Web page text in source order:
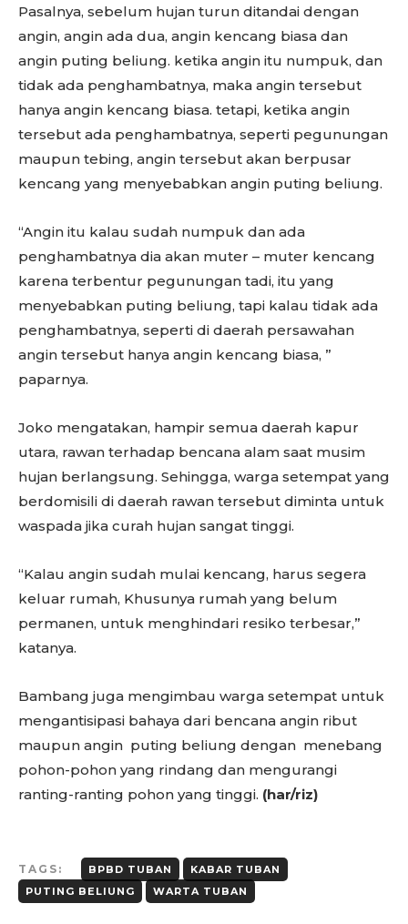
Pasalnya, sebelum hujan turun ditandai dengan
angin, angin ada dua, angin kencang biasa dan
angin puting beliung. ketika angin itu numpuk, dan
tidak ada penghambatnya, maka angin tersebut
hanya angin kencang biasa. tetapi, ketika angin
tersebut ada penghambatnya, seperti pegunungan
maupun tebing, angin tersebut akan berpusar
kencang yang menyebabkan angin puting beliung.
“Angin itu kalau sudah numpuk dan ada
penghambatnya dia akan muter – muter kencang
karena terbentur pegunungan tadi, itu yang
menyebabkan puting beliung, tapi kalau tidak ada
penghambatnya, seperti di daerah persawahan
angin tersebut hanya angin kencang biasa, ”
paparnya.
Joko mengatakan, hampir semua daerah kapur
utara, rawan terhadap bencana alam saat musim
hujan berlangsung. Sehingga, warga setempat yang
berdomisili di daerah rawan tersebut diminta untuk
waspada jika curah hujan sangat tinggi.
“Kalau angin sudah mulai kencang, harus segera
keluar rumah, Khusunya rumah yang belum
permanen, untuk menghindari resiko terbesar,”
katanya.
Bambang juga mengimbau warga setempat untuk
mengantisipasi bahaya dari bencana angin ribut
maupun angin puting beliung dengan menebang
pohon-pohon yang rindang dan mengurangi
ranting-ranting pohon yang tinggi. (har/riz)
TAGS: BPBD TUBAN
KABAR TUBAN
PUTING BELIUNG
WARTA TUBAN